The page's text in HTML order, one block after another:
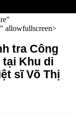
allowfullscreen>
tra Công
tại Khu di
sĩ Võ Thị